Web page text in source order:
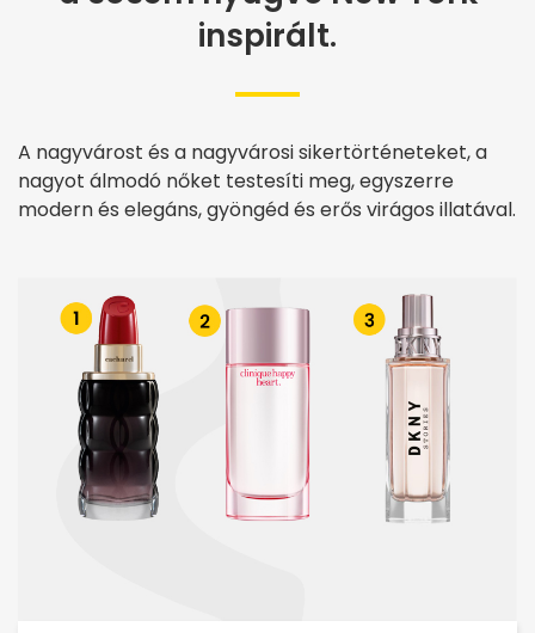
inspirált.
A nagyvárost és a nagyvárosi sikertörténeteket, a
nagyot álmodó nőket testesíti meg, egyszerre
modern és elegáns, gyöngéd és erős virágos illatával.